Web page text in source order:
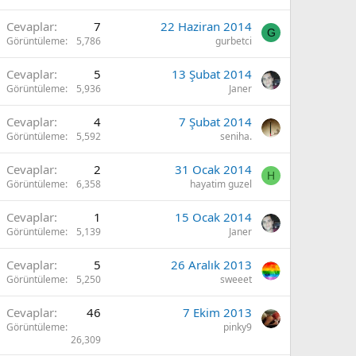
Cevaplar 7
Görüntüleme 5,786
22 Haziran 2014
gurbetci
G
Cevaplar 5
Görüntüleme 5,936
13 Şubat 2014
Janer
Cevaplar 4
Görüntüleme 5,592
7 Şubat 2014
seniha.
Cevaplar 2
Görüntüleme 6,358
31 Ocak 2014
hayatim guzel
H
Cevaplar 1
Görüntüleme 5,139
15 Ocak 2014
Janer
Cevaplar 5
Görüntüleme 5,250
26 Aralık 2013
sweeet
Cevaplar 46
Görüntüleme
26,309
7 Ekim 2013
pinky9